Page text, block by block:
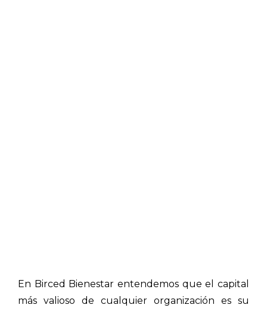
En Birced Bienestar entendemos que el capital
más valioso de cualquier organización es su